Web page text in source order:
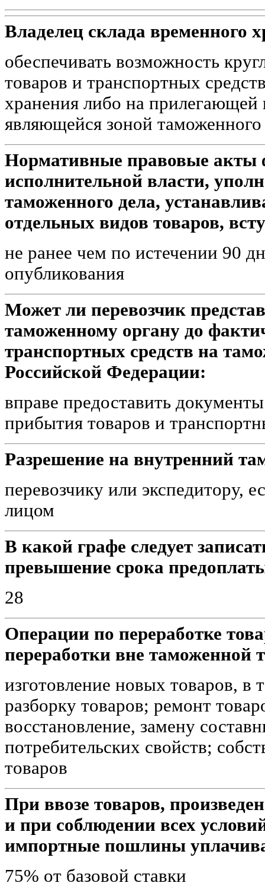
Владелец склада временного
обеспечивать возможность
товаров и транспортных
хранения либо на прилегающей
являющейся зоной таможенного
Нормативные правовые акты
исполнительной власти,
таможенного дела,
отдельных видов товаров,
не ранее чем по истечении 90
опубликования
Может ли перевозчик
таможенному органу до
транспортных средств на
Российской Федерации:
вправе предоставить
прибытия товаров и
Разрешение на внутренний
перевозчику или экспедитору,
лицом
В какой графе следует
превышение срока
28
Операции по переработке
переработки вне таможенной
изготовление новых товаров,
разборку товаров; ремонт
восстановление, замену
потребительских свойств;
товаров
При ввозе товаров,
и при соблюдении всех
импортные пошлины
75% от базовой ставки